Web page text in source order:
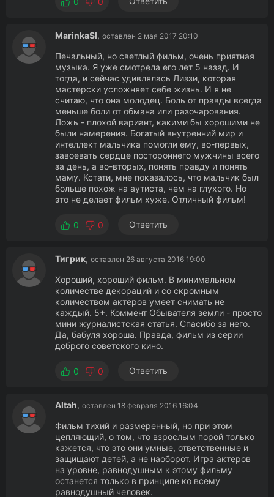
MarinkaSl, оставлен 2 мая 2017 20:10
Печальный, но светлый фильм, очень приятная
музыка. Я уже смотрела его лет 5 назад. И
тогда, и сейчас удивлялась Лиззи, которая
мастерски усложняет себе жизнь. И я не
считаю, что она молодец. Боль от правды всегда
меньше боли от обмана или разочарования.
Ложь - плохой вариант, какими бы хорошими не
были намерения. Богатый внутренний мир и
интеллект мальчика помогли ему, во-первых,
завоевать сердце постороннего мужчины всего
за день, а во-вторых, понять правду и понять
маму. Кстати, мне показалось, что мальчик был
больше похож на аутиста, чем на глухого. Но
это не делает фильм хуже. Отличный фильм!
0 0 Ответить
Тигрик, оставлен 26 августа 2016 19:00
Хороший, хороший фильм. В минимальном
количестве декораций и со скромным
количеством актёров умеет снимать не
каждый. 5+. Коммент Обывателя земли - просто
мини журналистская статья. Спасибо за него.
Да, бабуля хороша. Правда, фильм из серии
доброго советского кино.
0 0 Ответить
Altah, оставлен 18 февраля 2016 16:04
Фильм тихий и размеренный, но при этом
цепляющий, о том, что взрослым порой только
кажется, что это они умные, ответственные и
защищают детей, а не наоборот. Игра актеров
на уровне, равнодушным к этому фильму
останется только в принципе ко всему
равнодушный человек.